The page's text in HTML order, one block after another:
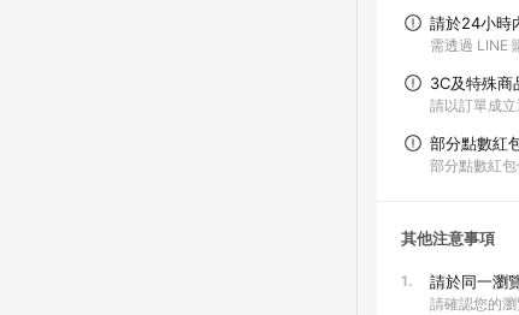
請於24小時
需透過 LINE
3C及特殊商
請以訂單成
部分點數紅
部分點數紅
其他注意事項
1. 請於同一瀏
請確認您的